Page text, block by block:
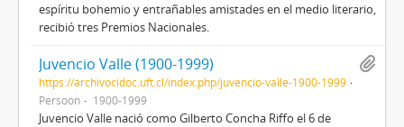
espíritu bohemio y entrañables amistades en el medio literario,
recibió tres Premios Nacionales.
Juvencio Valle (1900-1999)
https://archivocidoc.uft.cl/index.php/juvencio-valle-1900-1999
Persoon
1900-1999
Juvencio Valle nació como Gilberto Concha Riffo el 6 de